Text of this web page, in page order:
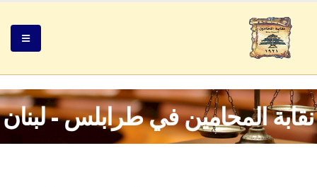
نقابة المحامين في طرابلس - لبنان